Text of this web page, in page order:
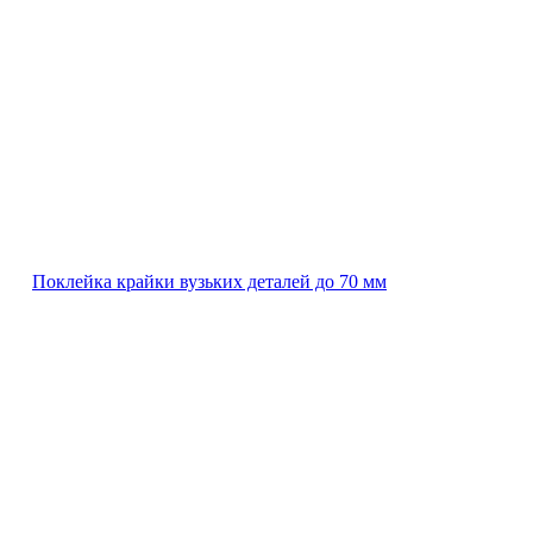
Поклейка крайки вузьких деталей до 70 мм